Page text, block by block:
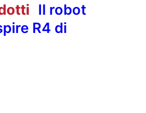
Il robot
R4 di